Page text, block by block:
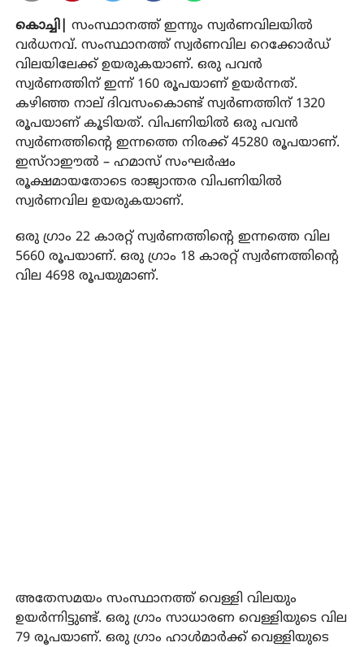
കൊച്ചി|
സംസ്ഥാനത്ത് ഇന്നും സ്വര്‍ണവിലയില്‍
വര്‍ധനവ്. സംസ്ഥാനത്ത് സ്വര്‍ണവില റെക്കോര്‍ഡ്
വിലയിലേക്ക് ഉയരുകയാണ്. ഒരു പവന്‍
സ്വര്‍ണത്തിന് ഇന്ന് 160 രൂപയാണ് ഉയര്‍ന്നത്.
കഴിഞ്ഞ നാല് ദിവസംകൊണ്ട് സ്വര്‍ണത്തിന് 1320
രൂപയാണ് കൂടിയത്. വിപണിയില്‍ ഒരു പവന്‍
സ്വര്‍ണത്തിന്റെ ഇന്നത്തെ നിരക്ക് 45280 രൂപയാണ്.
ഇസ്‌റാഈല്‍ – ഹമാസ് സംഘര്‍ഷം
രൂക്ഷമായതോടെ രാജ്യാന്തര വിപണിയില്‍
സ്വര്‍ണവില ഉയരുകയാണ്.
ഒരു ഗ്രാം 22 കാരറ്റ് സ്വര്‍ണത്തിന്റെ ഇന്നത്തെ വില
5660 രൂപയാണ്. ഒരു ഗ്രാം 18 കാരറ്റ് സ്വര്‍ണത്തിന്റെ
വില 4698 രൂപയുമാണ്.
അതേസമയം സംസ്ഥാനത്ത് വെള്ളി വിലയും
ഉയര്‍ന്നിട്ടുണ്ട്. ഒരു ഗ്രാം സാധാരണ വെള്ളിയുടെ വില
79 രൂപയാണ്. ഒരു ഗ്രാം ഹാള്‍മാര്‍ക്ക് വെള്ളിയുടെ